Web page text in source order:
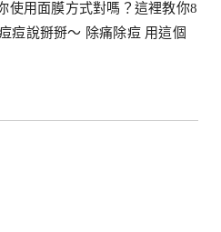
使用面膜方式對嗎？這裡教你8
痘說掰掰～ 除痛除痘 用這個